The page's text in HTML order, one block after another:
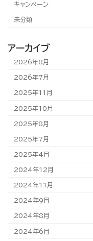
キャンペーン
未分類
アーカイブ
2026年8月
2026年7月
2025年11月
2025年10月
2025年8月
2025年7月
2025年4月
2024年12月
2024年11月
2024年9月
2024年8月
2024年6月